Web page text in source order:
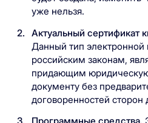
уже нельзя.
Актуальный сертификат
Данный тип электронной
российским законам,
придающим
документу без
договоренностей сторон